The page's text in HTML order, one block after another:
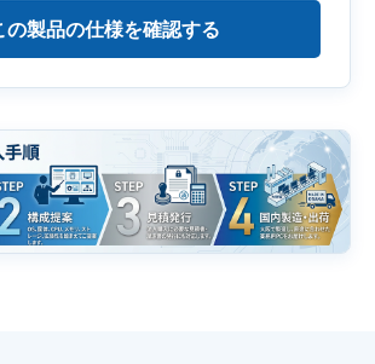
の製品の仕様を確認する